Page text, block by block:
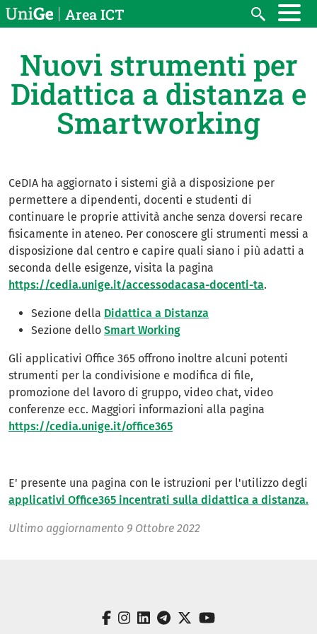
Salta al contenuto principale
Area ICT Search
Nuovi strumenti per
Didattica a distanza e
Smartworking
CeDIA ha aggiornato i sistemi già a disposizione per
permettere a dipendenti, docenti e studenti di
continuare le proprie attività anche senza doversi recare
fisicamente in ateneo. Per conoscere gli strumenti messi a
disposizione dal centro e capire quali siano i più adatti a
seconda delle esigenze, visita la pagina
https://cedia.unige.it/accessodacasa-docenti-ta.
Sezione della Didattica a Distanza
Sezione dello Smart Working
Gli applicativi Office 365 offrono inoltre alcuni potenti
strumenti per la condivisione e modifica di file,
promozione del lavoro di gruppo, video chat, video
conferenze ecc. Maggiori informazioni alla pagina
https://cedia.unige.it/office365
E' presente una pagina con le istruzioni per l'utilizzo degli
applicativi Office365 incentrati sulla didattica a distanza.
Ultimo aggiornamento 9 Ottobre 2022
facebook
instagram
linkedin
telegram
twitteryoutube